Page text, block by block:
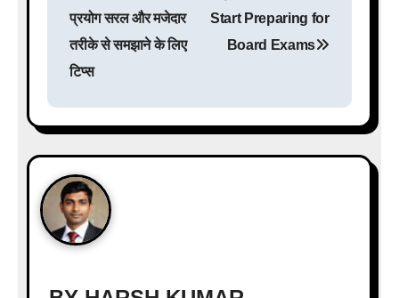
v
i
g
a
प्रयोग सरल और मजेदार
तरीके से समझाने के लिए
टिप्स
Start Preparing for
Board Exams